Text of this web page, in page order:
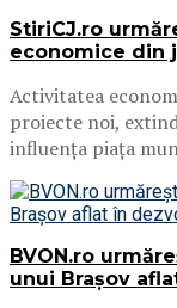
StiriCJ.ro
economice din
Activitatea
proiecte noi,
influența piața
BVON.ro
unui Brașov